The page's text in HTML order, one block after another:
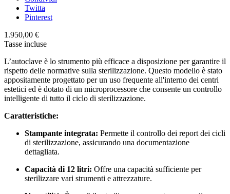
Twitta
Pinterest
1.950,00 €
Tasse incluse
L’autoclave è lo strumento più efficace a disposizione per garantire il
rispetto delle normative sulla sterilizzazione. Questo modello è stato
appositamente progettato per un uso frequente all'interno dei centri
estetici ed è dotato di un microprocessore che consente un controllo
intelligente di tutto il ciclo di sterilizzazione.
Caratteristiche:
Stampante integrata: Permette il controllo dei report dei cicli
di sterilizzazione, assicurando una documentazione
dettagliata.
Capacità di 12 litri: Offre una capacità sufficiente per
sterilizzare vari strumenti e attrezzature.